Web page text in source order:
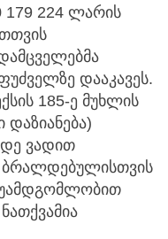
224 ლარის
დააკავეს.
185-ე მუხლის
დაზიანება)
ვადით
ბრალდებულისთვის